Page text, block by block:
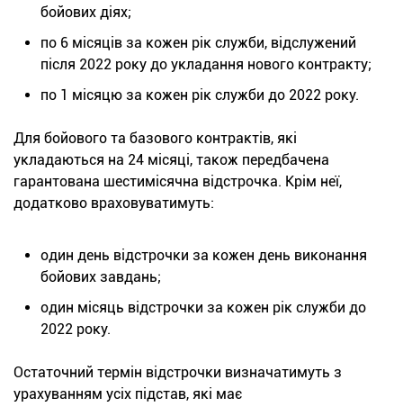
бойових діях;
по 6 місяців за кожен рік служби, відслужений
після 2022 року до укладання нового контракту;
по 1 місяцю за кожен рік служби до 2022 року.
Для бойового та базового контрактів, які
укладаються на 24 місяці, також передбачена
гарантована шестимісячна відстрочка. Крім неї,
додатково враховуватимуть:
один день відстрочки за кожен день виконання
бойових завдань;
один місяць відстрочки за кожен рік служби до
2022 року.
Остаточний термін відстрочки визначатимуть з
урахуванням усіх підстав, які має